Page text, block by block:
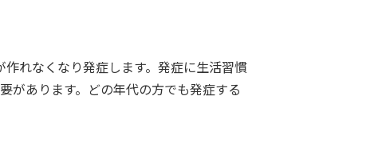
れなくなり発症します。発症に生活習慣
があります。どの年代の方でも発症する